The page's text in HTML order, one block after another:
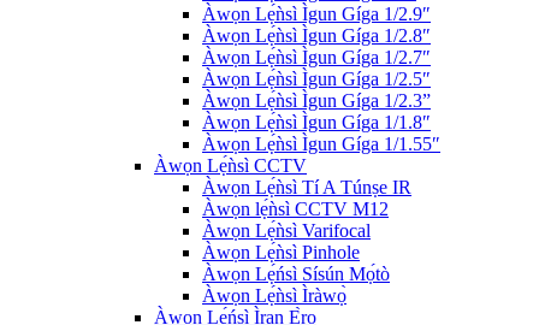
Àwọn Lẹ́ǹsì Ìgun Gíga 1/2.9″
Àwọn Lẹ́ǹsì Ìgun Gíga 1/2.8″
Àwọn Lẹ́ǹsì Ìgun Gíga 1/2.7″
Àwọn Lẹ́ǹsì Ìgun Gíga 1/2.5″
Àwọn Lẹ́ǹsì Ìgun Gíga 1/2.3”
Àwọn Lẹ́ǹsì Ìgun Gíga 1/1.8″
Àwọn Lẹ́ǹsì Ìgun Gíga 1/1.55″
Àwọn Lẹ́ǹsì CCTV
Àwọn Lẹ́ǹsì Tí A Túnṣe IR
Àwọn lẹ́ǹsì CCTV M12
Àwọn Lẹ́ǹsì Varifocal
Àwọn Lẹ́ǹsì Pinhole
Àwọn Lẹ́ńsì Sísún Mọ́tò
Àwọn Lẹ́ǹsì Ìràwọ̀
Àwọn Lẹ́ńsì Ìran Ẹ̀rọ